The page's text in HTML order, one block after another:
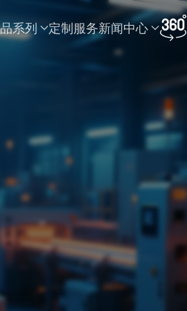
系列 定制服务新闻中心